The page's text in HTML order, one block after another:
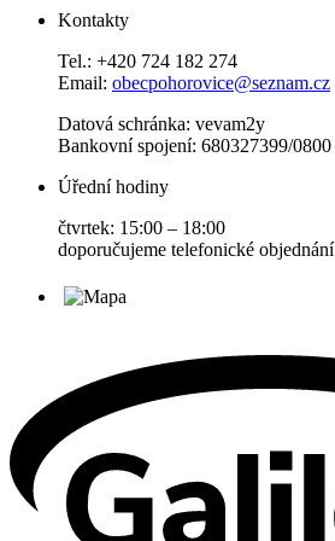
Kontakty
Tel.: +420 724 182 274
Email: obecpohorovice@seznam.cz
Datová schránka: vevam2y
Bankovní spojení: 680327399/0800
Úřední hodiny
čtvrtek: 15:00 – 18:00
doporučujeme telefonické objednání